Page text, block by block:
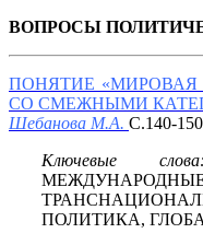
ВОПРОСЫ
ПОНЯТИЕ
СО СМЕЖНЫМИ
Шебанова М.А. С.140-150
Ключевые слова:
ПОЛИТИКА,